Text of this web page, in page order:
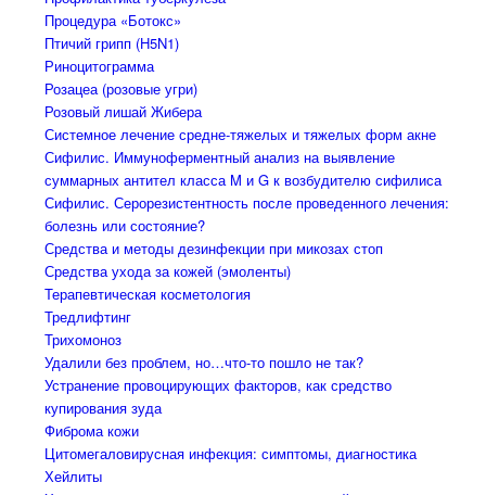
Процедура «Ботокс»
Птичий грипп (H5N1)
Риноцитограмма
Розацеа (розовые угри)
Розовый лишай Жибера
Системное лечение средне-тяжелых и тяжелых форм акне
Сифилис. Иммуноферментный анализ на выявление
суммарных антител класса M и G к возбудителю сифилиса
Сифилис. Серорезистентность после проведенного лечения:
болезнь или состояние?
Средства и методы дезинфекции при микозах стоп
Средства ухода за кожей (эмоленты)
Терапевтическая косметология
Тредлифтинг
Трихомоноз
Удалили без проблем, но…что-то пошло не так?
Устранение провоцирующих факторов, как средство
купирования зуда
Фиброма кожи
Цитомегаловирусная инфекция: симптомы, диагностика
Хейлиты